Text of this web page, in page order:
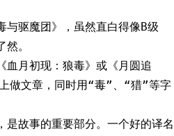
与驱魔团》，虽然直白得像B级
。
血月初现：狼毒》或《月圆追
做文章，同时用“毒”、“猎”等字
是故事的重要部分。一个好的译名